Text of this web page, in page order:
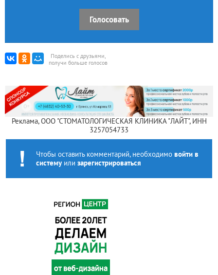
Голосовать
Поделись с друзьями,
получи больше голосов
Реклама, ООО "СТОМАТОЛОГИЧЕСКАЯ КЛИНИКА "ЛАЙТ", ИНН
3257054733
Чтобы оставить комментарий, необходимо войти в
системуили зарегистрироваться